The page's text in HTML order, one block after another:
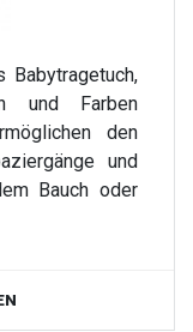
und Farben
den
und
Bauch oder